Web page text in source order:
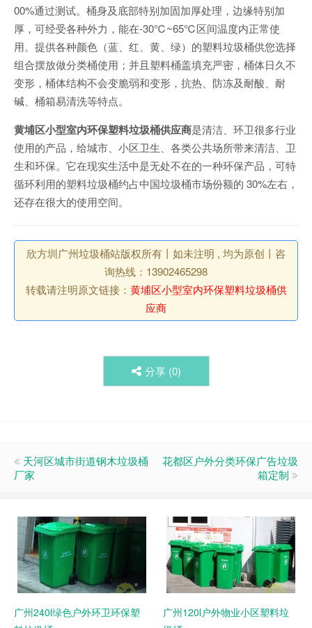
00%通过测试。桶身及底部特别加固加厚处理，边缘特别加
厚，可经受各种外力，能在-30℃~65℃区间温度内正常使
用。提供各种颜色（蓝、红、黄、绿）的塑料垃圾桶供您选择
组合摆放做分类桶使用；并且塑料桶盖填充严密，桶体日久不
变形，桶体结构不会变脆弱和变形，抗热、防冻及耐酸、耐
碱、桶箱易清洗等特点。
黄埔区小型室内环保塑料垃圾桶供应商是清洁、环卫很多行业
使用的产品，给城市、小区卫生、各类公共场所带来清洁、卫
生和环保。它在现实生活中是无处不在的一种环保产品，可特
循环利用的塑料垃圾桶约占中国垃圾桶市场份额的 30%左右，
还存在很大的使用空间。
欣方圳广州垃圾桶站版权所有丨如未注明 , 均为原创丨咨
询热线：13902465298
转载请注明原文链接： 黄埔区小型室内环保塑料垃圾桶供
应商
分享 (0)
天河区城市街道钢木垃圾桶
厂家
花都区户外分类环保广告垃圾
箱定制
广州240l绿色户外环卫环保塑
广州120l户外物业小区塑料垃